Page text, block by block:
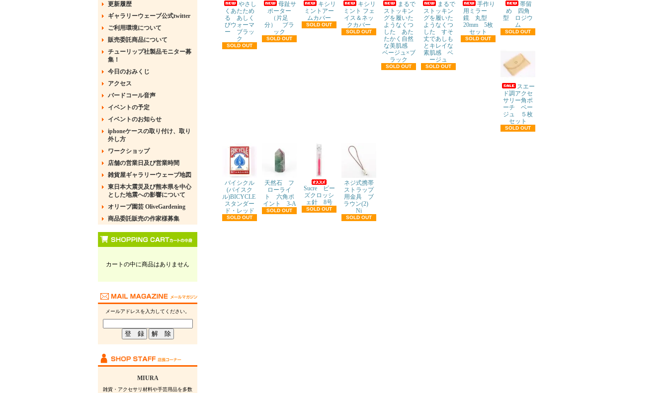
更新履歴
ギャラリーウェーブ公式twitter
ご利用環境について
販売委託商品について
チューリップ社製品モニター募
集！
今日のおみくじ
アクセス
バードコール音声
イベントの予定
イベントのお知らせ
iphoneケースの取り付け、取り
外し方
ワークショップ
店舗の営業日及び営業時間
雑貨屋ギャラリーウェーブ地図
東日本大震災及び熊本県を中心
とした地震への影響について
オリーブ園芸 OliveGardening
商品委託販売の作家様募集
カートの中に商品はありません
メールアドレスを入力してください。
MIURA
雑貨・アクセサリ材料や手芸用品を多数
やさし
くあたため
る あしく
びウォーマ
ー ブラッ
ク
SOLD OUT
母趾サ
ポーター
（片足
分） ブラ
ック
SOLD OUT
キシリ
ミントアー
ムカバー
SOLD OUT
キシリ
ミント フェ
イス＆ネッ
クカバー
SOLD OUT
まるで
ストッキン
グを履いた
ようなくつ
した あた
たかく自然
な美肌感
ベージュ×ブ
ラック
SOLD OUT
まるで
ストッキン
グを履いた
ようなくつ
した すそ
丈であしも
とキレイな
素肌感 ベ
ージュ
SOLD OUT
手作り
用ミラー
鏡 丸型
20mm 5枚
セット
SOLD OUT
帯留
め 四角
型 ロジウ
ム
SOLD OUT
スエー
ド調アクセ
サリー角ポ
ーチ ベー
ジュ ５枚
セット
SOLD OUT
バイシクル
(バイスク
ル)BICYCLE
スタンダー
ド・レッド
SOLD OUT
天然石 フ
ローライ
ト 六角ポ
イント 3-A
SOLD OUT
Sucre ビー
ズクロッシ
ェ針 8号
SOLD OUT
ネジ式携帯
ストラップ
用金具 ブ
ラウン(2)
Ni
SOLD OUT